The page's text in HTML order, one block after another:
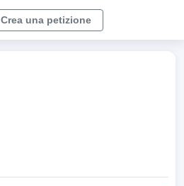
Crea una petizione